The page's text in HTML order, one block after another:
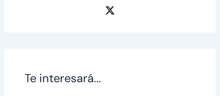
Te interesará...